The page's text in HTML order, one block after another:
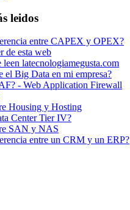
leidos
entre CAPEX y OPEX?
de esta web
leen latecnologiamegusta.com
el Big Data en mi empresa?
- Web Application Firewall
Housing y Hosting
Center Tier IV?
SAN y NAS
entre un CRM y un ERP?